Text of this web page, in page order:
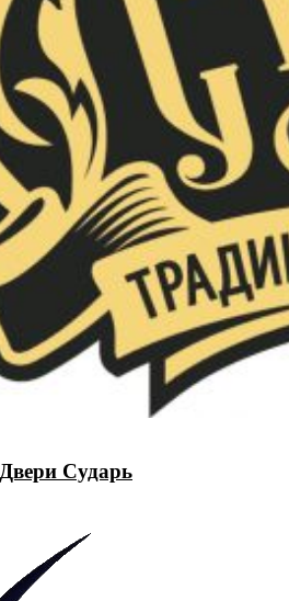
Двери Сударь